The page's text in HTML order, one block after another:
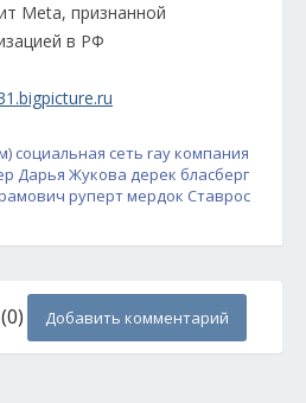
Meta, признанной
в РФ
социальная сеть rayкомпания
Дарья Жукова дерек бласберг
руперт мердок Ставрос
Добавить комментарий